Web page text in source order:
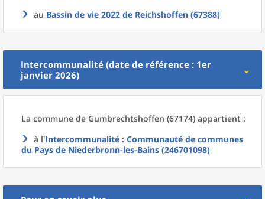
au Bassin de vie 2022 de Reichshoffen (67388)
Intercommunalité (date de référence : 1er
janvier 2026)
La commune de Gumbrechtshoffen (67174) appartient :
à l'Intercommunalité : Communauté de communes
du Pays de Niederbronn-les-Bains (246701098)